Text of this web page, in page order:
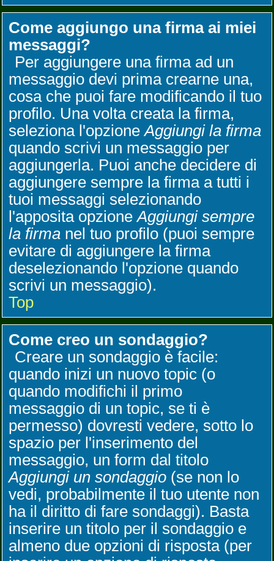
Come aggiungo una firma ai miei
messaggi?
Per aggiungere una firma ad un
messaggio devi prima crearne una,
cosa che puoi fare modificando il tuo
profilo. Una volta creata la firma,
seleziona l'opzioneAggiungi la firma
quando scrivi un messaggio per
aggiungerla. Puoi anche decidere di
aggiungere sempre la firma a tutti i
tuoi messaggi selezionando
l'apposita opzioneAggiungi sempre
la firma nel tuo profilo (puoi sempre
evitare di aggiungere la firma
deselezionando l'opzione quando
scrivi un messaggio).
Top
Come creo un sondaggio?
Creare un sondaggio è facile:
quando inizi un nuovo topic (o
quando modifichi il primo
messaggio di un topic, se ti è
permesso) dovresti vedere, sotto lo
spazio per l'inserimento del
messaggio, un form dal titolo
Aggiungi un sondaggio (se non lo
vedi, probabilmente il tuo utente non
ha il diritto di fare sondaggi). Basta
inserire un titolo per il sondaggio e
almeno due opzioni di risposta (per